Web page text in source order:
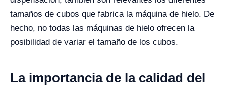
tamaños de cubos que fabrica la máquina de hielo. De
hecho, no todas las máquinas de hielo ofrecen la
posibilidad de variar el tamaño de los cubos.
La importancia de la calidad del